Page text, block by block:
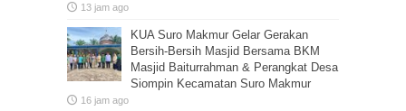
13 jam ago
KUA Suro Makmur Gelar Gerakan
Bersih-Bersih Masjid Bersama BKM
Masjid Baiturrahman & Perangkat Desa
Siompin Kecamatan Suro Makmur
16 jam ago